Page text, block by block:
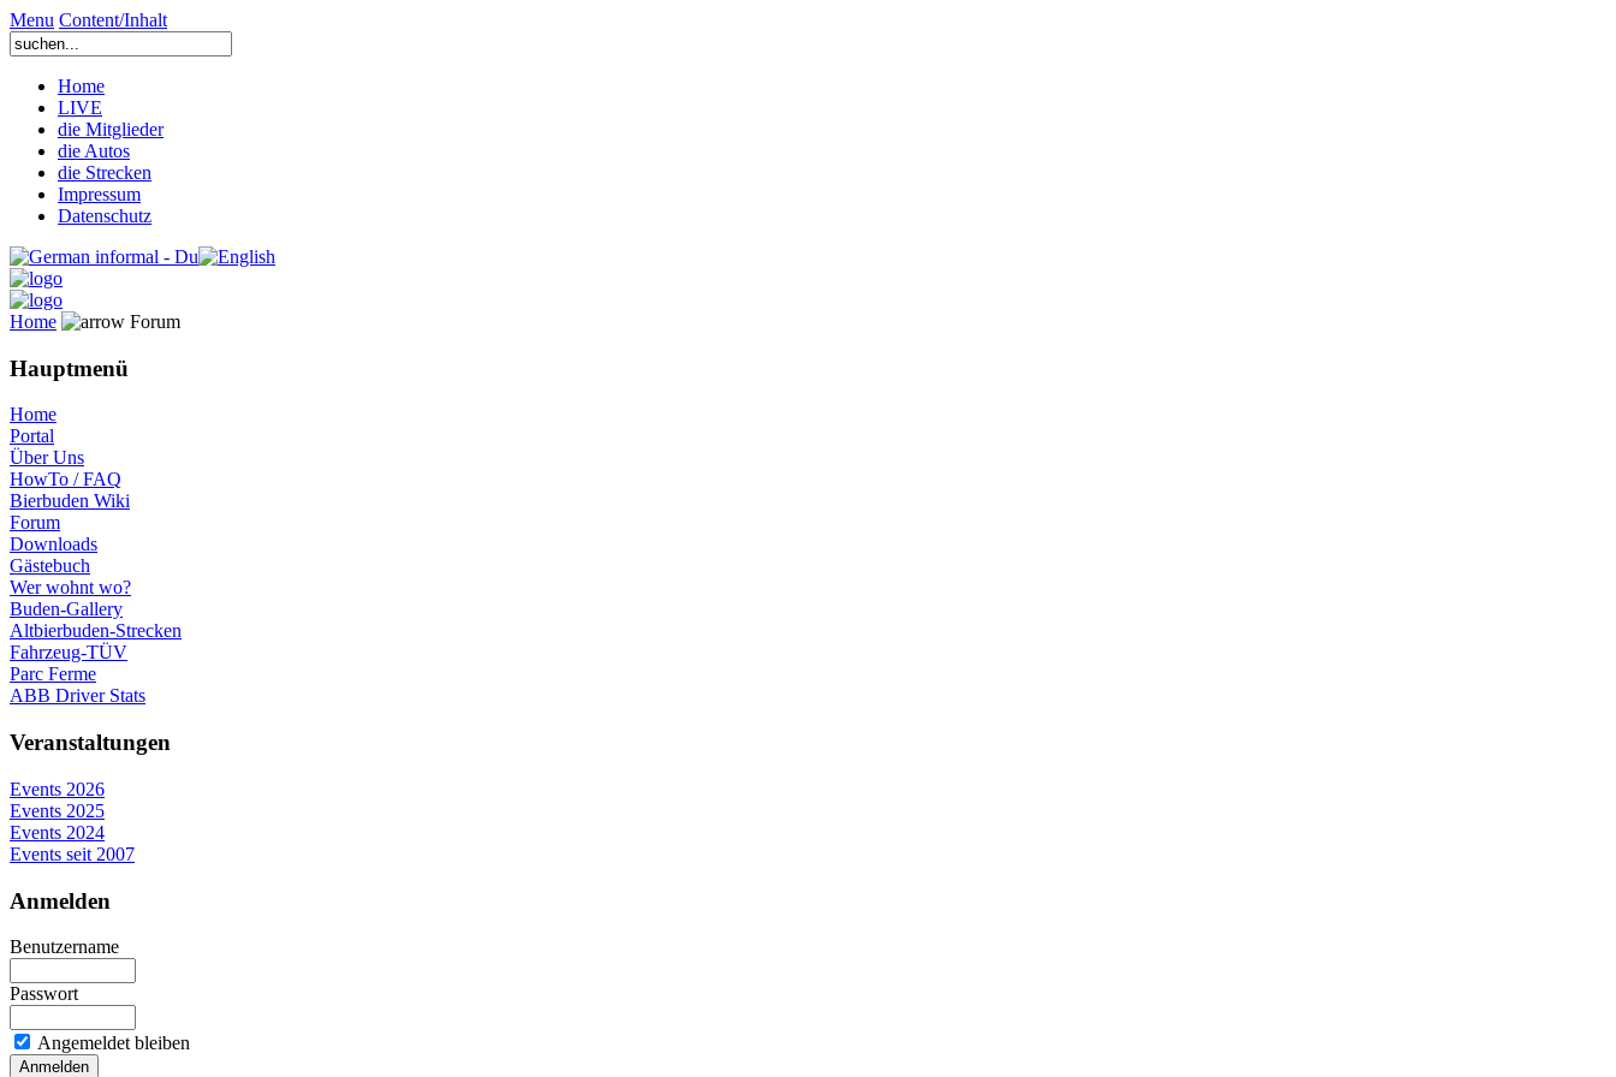
Menu Content/Inhalt
Home
LIVE
die Mitglieder
die Autos
die Strecken
Impressum
Datenschutz
Home Forum
Hauptmenü
Home
Portal
Über Uns
HowTo / FAQ
Bierbuden Wiki
Forum
Downloads
Gästebuch
Wer wohnt wo?
Buden-Gallery
Altbierbuden-Strecken
Fahrzeug-TÜV
Parc Ferme
ABB Driver Stats
Veranstaltungen
Events 2026
Events 2025
Events 2024
Events seit 2007
Anmelden
Benutzername
Passwort
Angemeldet bleiben